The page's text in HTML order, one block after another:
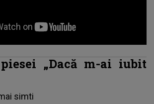
„Dacă m-ai iubit
ѕіmtі